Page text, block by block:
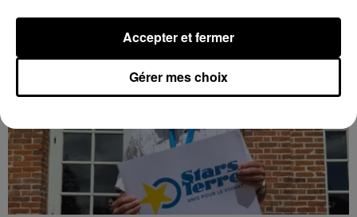
Gérer mes choix
Accepter et fermer